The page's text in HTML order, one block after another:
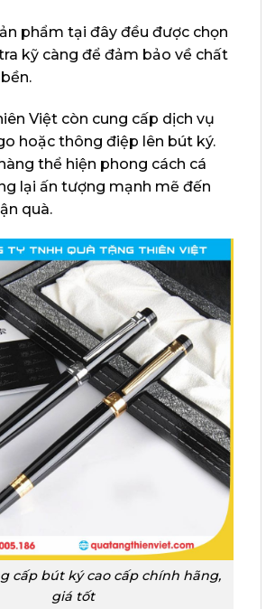
phẩm tại đây đều được chọn
kỹ càng để đảm bảo về chất
Việt còn cung cấp dịch vụ
hoặc thông điệp lên bút ký.
thể hiện phong cách cá
lại ấn tượng mạnh mẽ đến
quà.
cấp bút ký cao cấp chính hãng,
giá tốt